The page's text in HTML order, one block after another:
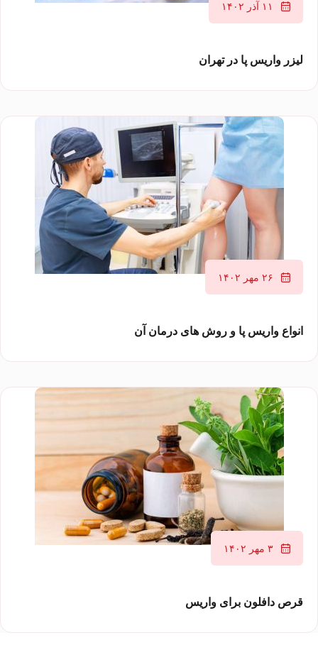
۱۱ آذر ۱۴۰۲
لیزر واریس پا در تهران
۲۶ مهر ۱۴۰۲
انواع واریس پا و روش های درمان آن
۳ مهر ۱۴۰۲
قرص دافلون برای واریس